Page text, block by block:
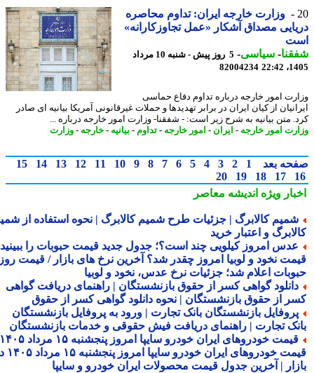
وزارت خارجه ایران: تداوم محاصره
مصداق آشکار «عمل تجاوزکارانه»
-سیاسی-
5 روز پیش - شنبه 10 مرداد
82004234
امور خارجه درباره تداوم دفاع حماسی
از کیان ایران در برابر تهدیدها و حملات غیرقانونی آمریکا بیانیه ای صادر
متن بیانیه به شرح زیر است: - شفقنا- وزارت امور خارجه درباره ...
امور خارجه-ایران - امور خارجه-تداوم- بیانیه-خارجه-وزارت
بعد 1
2
3
4
5
6
7
8
9
10
11
12
13
14
15
17
18
19
20
ویژهاندیشه معاصر
کالابرگ | جزئیات طرح شمیم کالابرگ | نحوه استفاده از شمیم
و اعتبار خرید
امروز کیلویی چند است؟؛ جدول جدید قیمت حبوبات را ببینید /
نخود و لوبیا امروز چقدر شد؟ آخرین نرخ های بازار / قیمت روز
اعلام شد؛ جزئیات نرخ عدس، نخود و لوبیا
گواهی کسر از حقوق بازنشستگان | راهنمای دریافت گواهی
از حقوق بازنشستگان | نحوه دانلود گواهی کسر از حقوق
بازنشستگان بانک تجارت | ورود به پروفایل بازنشستگان
تجارت | راهنمای دریافت فیش حقوقی و خدمات بازنشستگان
قیمت خودروهای ایران خودرو سایپا امروز پنجشنبه ۱۵ مرداد ۱۴۰۵ |
قیمت خودروهای ایران خودرو سایپا امروز پنجشنبه ۱۵ مرداد ۱۴۰۵ در
| آخرین جدول قیمت محصولات ایران خودرو و سایپا